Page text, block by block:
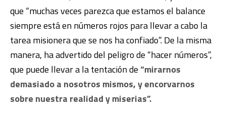
que “muchas veces parezca que estamos el balance
siempre está en números rojos para llevar a cabo la
tarea misionera que se nos ha confiado”. De la misma
manera, ha advertido del peligro de “hacer números”,
que puede llevar a la tentación de“mirarnos
demasiado a nosotros mismos, y encorvarnos
sobre nuestra realidad y miserias”.